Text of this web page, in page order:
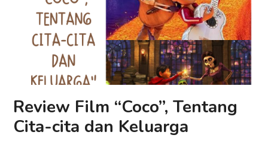
Review Film “Coco”, Tentang
Cita-cita dan Keluarga